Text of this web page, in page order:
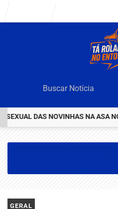
DAS NOVINHAS NA ASA NORTE
GERAL